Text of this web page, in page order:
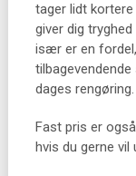
tager lidt
giver dig
især er en
dages rengøring.
Fast pris er
hvis du gerne vil